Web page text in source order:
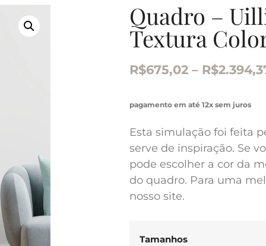
Quadro –
Textura
R$675,02 – R$
pagamento em até 12x sem juros
Esta simulação foi feita
serve de inspiração. Se
pode escolher a cor da
do quadro. Para uma
nosso site.
Tamanhos